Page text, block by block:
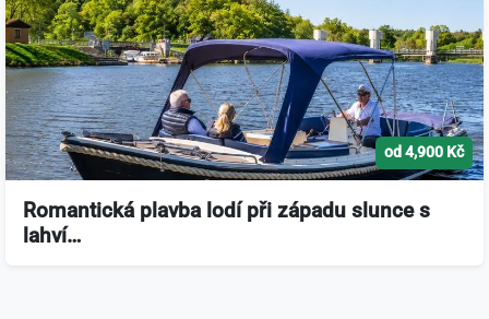
od 4,900 Kč
Romantická plavba lodí při západu slunce s
lahví…